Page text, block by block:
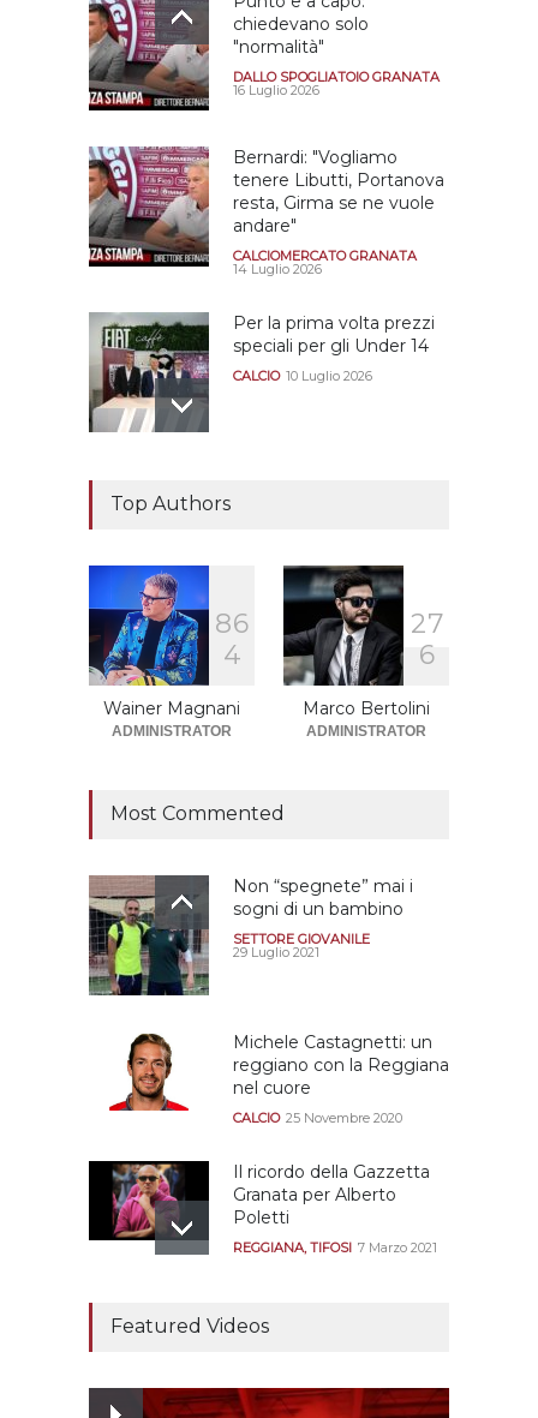
chiedevano solo
"normalità"
DALLO SPOGLIATOIO GRANATA
16 Luglio 2026
Bernardi: "Vogliamo
tenere Libutti, Portanova
resta, Girma se ne vuole
andare"
CALCIOMERCATO GRANATA
14 Luglio 2026
Per la prima volta prezzi
speciali per gli Under 14
CALCIO 10 Luglio 2026
Sono solo sette le
squadre che sono state
promosse la stagione
successiva alla
retrocessione
Top Authors
86
4
Wainer Magnani
ADMINISTRATOR
27
6
Marco Bertolini
ADMINISTRATOR
Most Commented
Non “spegnete” mai i
sogni di un bambino
SETTORE GIOVANILE
29 Luglio 2021
Michele Castagnetti: un
reggiano con la Reggiana
nel cuore
CALCIO 25 Novembre 2020
Il ricordo della Gazzetta
Granata per Alberto
Poletti
REGGIANA,TIFOSI 7 Marzo 2021
assistere agli allenamenti
Featured Videos